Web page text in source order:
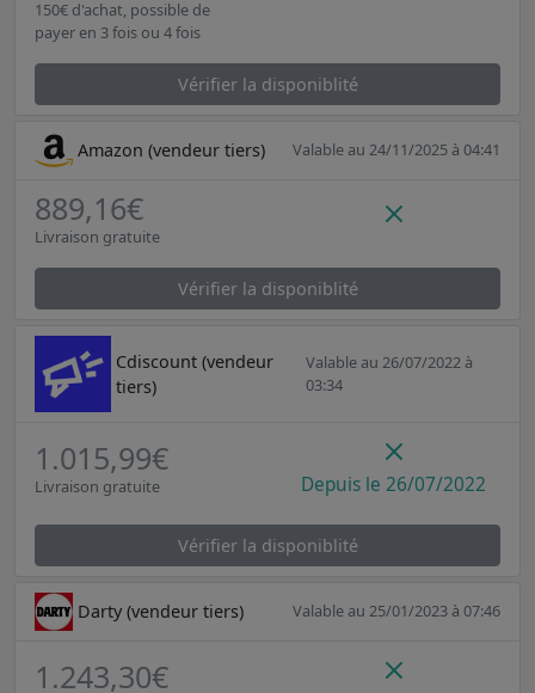
150€ d'achat, possible de
payer en 3 fois ou 4 fois
Vérifier la disponiblité
Amazon (vendeur tiers) Valable au 24/11/2025 à 04:41
889,16€
Livraison gratuite
Vérifier la disponiblité
Cdiscount (vendeur
tiers)
Valable au 26/07/2022 à
03:34
1.015,99€
Livraison gratuite Depuis le 26/07/2022
Vérifier la disponiblité
Darty (vendeur tiers) Valable au 25/01/2023 à 07:46
1.243,30€